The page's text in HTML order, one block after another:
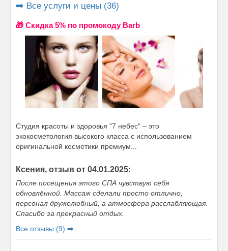
➡️ Все услуги и цены (36)
🎁 Cкидка 5% по промокоду Barb
Студия красоты и здоровья "7 небес" – это
экокосметология высокого класса с использованием
оригинальной косметики премиум...
Ксения, отзыв от 04.01.2025:
После посещения этого СПА чувствую себя
обновлённой. Массаж сделали просто отлично,
персонал дружелюбный, а атмосфера расслабляющая.
Спасибо за прекрасный отдых.
Все отзывы (9) ➡️